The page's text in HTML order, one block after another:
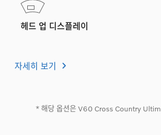
자세히 보기
헤드 업 디스플레이
* 해당 옵션은 V60 Cross Country